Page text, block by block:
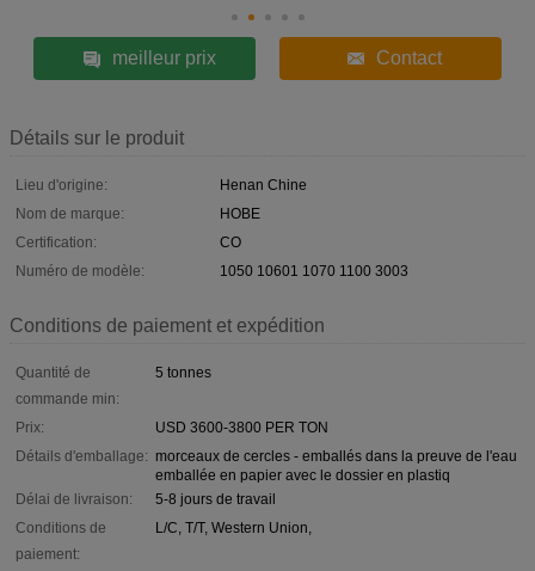
meilleur prix Contact
Détails sur le produit
Lieu d'origine:
Henan Chine
Nom de marque:
HOBE
Certification:
CO
Numéro de modèle:
1050 10601 1070 1100 3003
Conditions de paiement et expédition
Quantité de
commande min:
5 tonnes
Prix:
USD 3600-3800 PER TON
Détails d'emballage: morceaux de cercles - emballés dans la preuve de l'eau
emballée en papier avec le dossier en plastiq
Délai de livraison:
5-8 jours de travail
Conditions de
paiement:
L/C, T/T, Western Union,